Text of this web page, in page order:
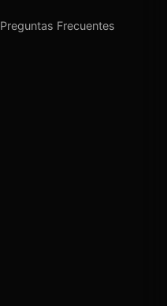
Preguntas Frecuentes